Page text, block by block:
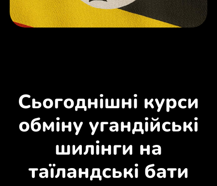
Сьогоднішні курси
обміну угандійські
шилінги на
таїландські бати